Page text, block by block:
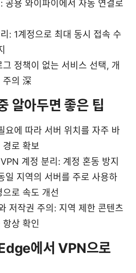
공용 와이파이에서 자동 연결로
: 1계정으로 최대 동시 접속 수
정책이 없는 서비스 선택, 개
주의 深
알아두면 좋은 팁
요에 따라 서버 위치를 자주 바
경로 확보
계정 분리: 계정 혼동 방지
일 지역의 서버를 주로 사용하
로 속도 개선
저작권 주의: 지역 제한 콘텐츠
상 확인
에서 VPN으로